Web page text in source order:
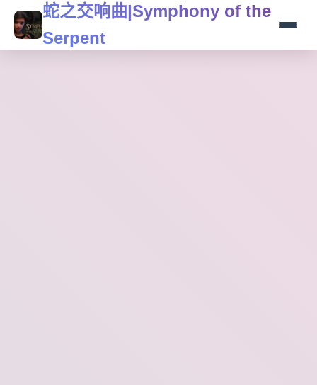
蛇之交响曲|Symphony of the
Serpent